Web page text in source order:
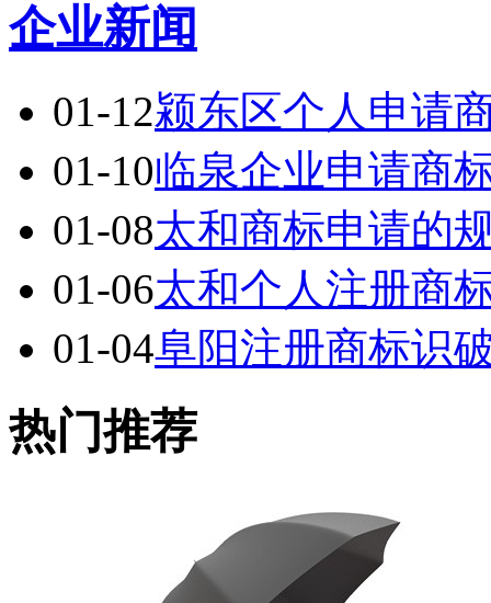
企业新闻
01-12颍东区个人申请
01-10临泉企业申请商
01-08太和商标申请的
01-06太和个人注册商
01-04阜阳注册商标识
热门推荐